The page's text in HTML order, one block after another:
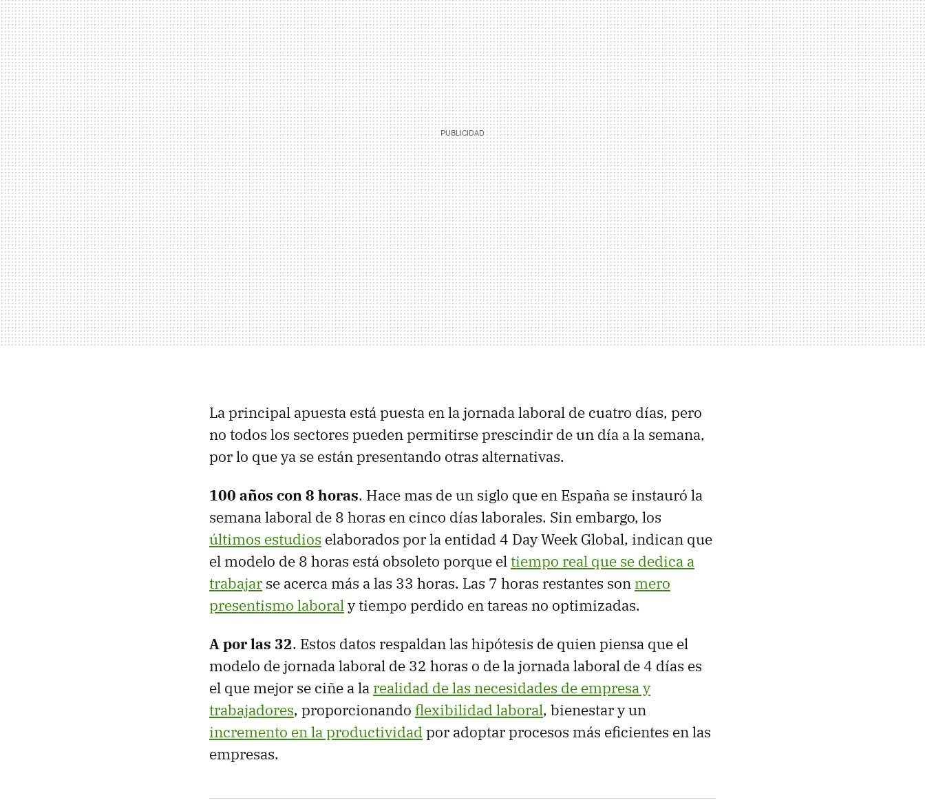
La principal apuesta está puesta en la jornada laboral de cuatro días, pero
no todos los sectores pueden permitirse prescindir de un día a la semana,
por lo que ya se están presentando otras alternativas.
100 años con 8 horas. Hace mas de un siglo que en España se instauró la
semana laboral de 8 horas en cinco días laborales. Sin embargo, los
últimos estudios elaborados por la entidad 4 Day Week Global, indican que
el modelo de 8 horas está obsoleto porque eltiempo real que se dedica a
trabajar se acerca más a las 33 horas. Las 7 horas restantes son mero
presentismo laboraly tiempo perdido en tareas no optimizadas.
A por las 32. Estos datos respaldan las hipótesis de quien piensa que el
modelo de jornada laboral de 32 horas o de la jornada laboral de 4 días es
el que mejor se ciñe a la realidad de las necesidades de empresa y
trabajadores, proporcionando flexibilidad laboral, bienestar y un
incremento en la productividad por adoptar procesos más eficientes en las
empresas.